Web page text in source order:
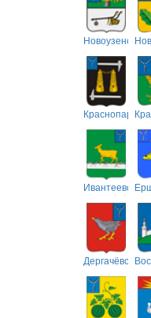
Новоузенский
Ивантеевский
Дергачёвский